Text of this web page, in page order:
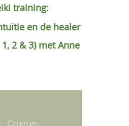
training:
en de healer
2 & 3) met Anne
OVER ONS
AT WORK
VAN DER MAARL